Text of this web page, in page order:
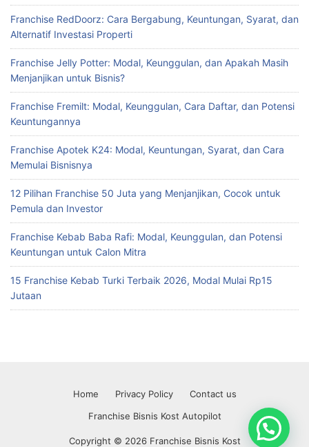
Franchise RedDoorz: Cara Bergabung, Keuntungan, Syarat, dan
Alternatif Investasi Properti
Franchise Jelly Potter: Modal, Keunggulan, dan Apakah Masih
Menjanjikan untuk Bisnis?
Franchise Fremilt: Modal, Keunggulan, Cara Daftar, dan Potensi
Keuntungannya
Franchise Apotek K24: Modal, Keuntungan, Syarat, dan Cara
Memulai Bisnisnya
12 Pilihan Franchise 50 Juta yang Menjanjikan, Cocok untuk
Pemula dan Investor
Franchise Kebab Baba Rafi: Modal, Keunggulan, dan Potensi
Keuntungan untuk Calon Mitra
15 Franchise Kebab Turki Terbaik 2026, Modal Mulai Rp15
Jutaan
Home Privacy Policy
Contact us
Franchise Bisnis Kost Autopilot
Copyright © 2026 Franchise Bisnis Kost